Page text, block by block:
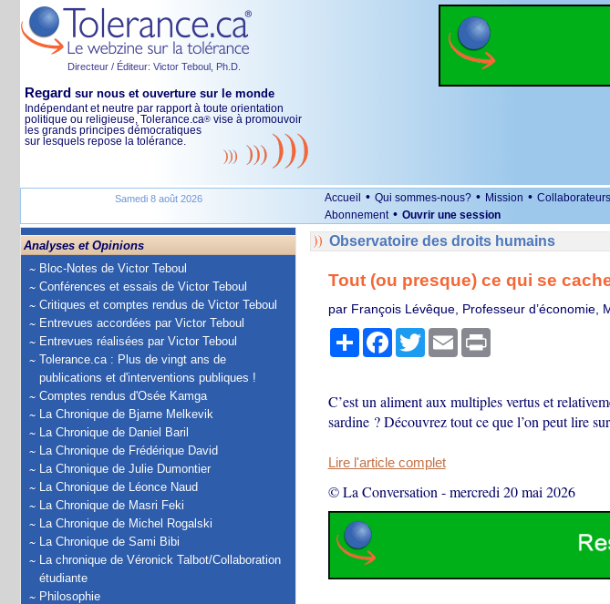
Directeur / Éditeur: Victor Teboul, Ph.D.
Regard sur nous et ouverture sur le monde
Indépendant et neutre par rapport à toute orientation
politique ou religieuse, Tolerance.ca® vise à promouvoir
les grands principes démocratiques
sur lesquels repose la tolérance.
Samedi 8 août 2026 Accueil • Qui sommes-nous? • Mission • Collaborateurs
Abonnement • Ouvrir une session
Analyses et Opinions
Bloc-Notes de Victor Teboul
Conférences et essais de Victor Teboul
Critiques et comptes rendus de Victor Teboul
Entrevues accordées par Victor Teboul
Entrevues réalisées par Victor Teboul
Tolerance.ca : Plus de vingt ans de
publications et d'interventions publiques !
Comptes rendus d'Osée Kamga
La Chronique de Bjarne Melkevik
La Chronique de Daniel Baril
La Chronique de Frédérique David
La Chronique de Julie Dumontier
La Chronique de Léonce Naud
La Chronique de Masri Feki
La Chronique de Michel Rogalski
La Chronique de Sami Bibi
La chronique de Véronick Talbot/Collaboration
étudiante
Philosophie
Observatoire des droits humains
Tout (ou presque) ce qui se
par François Lévêque, Professeur d’économie,
PartagerFacebook
TwitterEmail Print
C’est un aliment aux multiples vertus et
sardine ? Découvrez tout ce que l’on peut lire
Lire l'article complet
© La Conversation -mercredi 20 mai 2026